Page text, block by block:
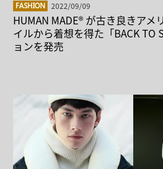
FASHION 2022/09/09
HUMAN MADE® が古き良きアメ
イルから着想を得た「BACK TO
ョンを発売